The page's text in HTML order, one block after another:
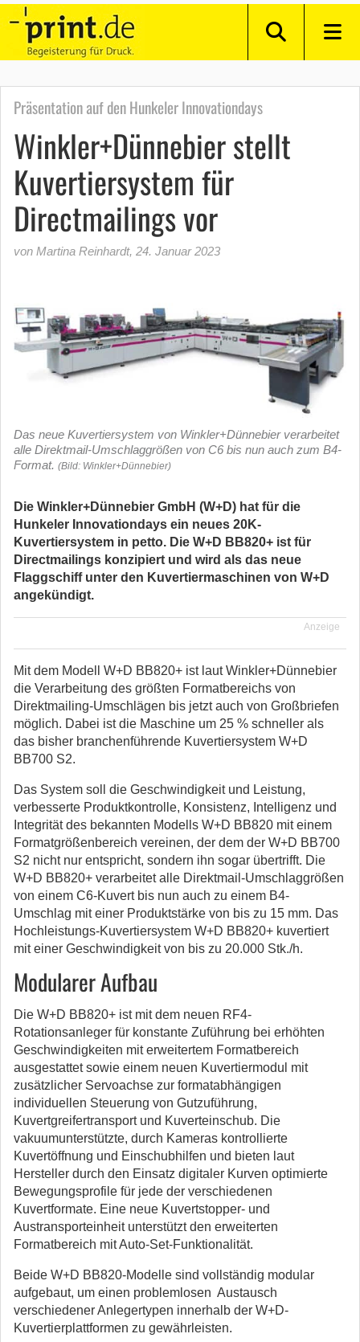
Präsentation auf den Hunkeler Innovationdays
Winkler+Dünnebier stellt
Kuvertiersystem für
Directmailings vor
von Martina Reinhardt, 24. Januar 2023
Das neue Kuvertiersystem von Winkler+Dünnebier verarbeitet
alle Direktmail-Umschlaggrößen von C6 bis nun auch zum B4-
Format. (Bild: Winkler+Dünnebier)
Die Winkler+Dünnebier GmbH (W+D) hat für die
Hunkeler Innovationdays ein neues 20K-
Kuvertiersystem in petto. Die W+D BB820+ ist für
Directmailings konzipiert und wird als das neue
Flaggschiff unter den Kuvertiermaschinen von W+D
angekündigt.
Anzeige
Mit dem Modell W+D BB820+ ist laut Winkler+Dünnebier
die Verarbeitung des größten Formatbereichs von
Direktmailing-Umschlägen bis jetzt auch von Großbriefen
möglich. Dabei ist die Maschine um 25 % schneller als
das bisher branchenführende Kuvertiersystem W+D
BB700 S2.
Das System soll die Geschwindigkeit und Leistung,
verbesserte Produktkontrolle, Konsistenz, Intelligenz und
Integrität des bekannten Modells W+D BB820 mit einem
Formatgrößenbereich vereinen, der dem der W+D BB700
S2 nicht nur entspricht, sondern ihn sogar übertrifft. Die
W+D BB820+ verarbeitet alle Direktmail-Umschlaggrößen
von einem C6-Kuvert bis nun auch zu einem B4-
Umschlag mit einer Produktstärke von bis zu 15 mm. Das
Hochleistungs-Kuvertiersystem W+D BB820+ kuvertiert
mit einer Geschwindigkeit von bis zu 20.000 Stk./h.
Modularer Aufbau
Die W+D BB820+ ist mit dem neuen RF4-
Rotationsanleger für konstante Zuführung bei erhöhten
Geschwindigkeiten mit erweitertem Formatbereich
ausgestattet sowie einem neuen Kuvertiermodul mit
zusätzlicher Servoachse zur formatabhängigen
individuellen Steuerung von Gutzuführung,
Kuvertgreifertransport und Kuverteinschub. Die
vakuumunterstützte, durch Kameras kontrollierte
Kuvertöffnung und Einschubhilfen und bieten laut
Hersteller durch den Einsatz digitaler Kurven optimierte
Bewegungsprofile für jede der verschiedenen
Kuvertformate. Eine neue Kuvertstopper- und
Austransporteinheit unterstützt den erweiterten
Formatbereich mit Auto-Set-Funktionalität.
Beide W+D BB820-Modelle sind vollständig modular
aufgebaut, um einen problemlosen Austausch
verschiedener Anlegertypen innerhalb der W+D-
Kuvertierplattformen zu gewährleisten.